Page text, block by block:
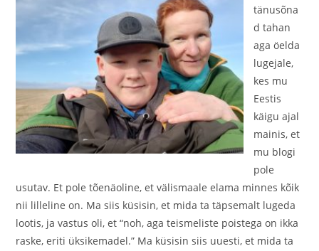
tänusõna
d tahan
aga öelda
lugejale,
kes mu
Eestis
käigu ajal
mainis, et
mu blogi
pole
usutav. Et pole tõenäoline, et välismaale elama minnes kõik
nii lilleline on. Ma siis küsisin, et mida ta täpsemalt lugeda
lootis, ja vastus oli, et “noh, aga teismeliste poistega on ikka
raske, eriti üksikemadel.” Ma küsisin siis uuesti, et mida ta